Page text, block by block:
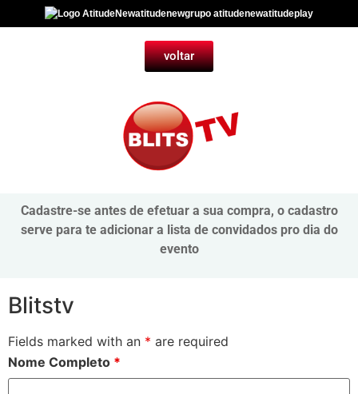
voltar
Cadastre-se antes de efetuar a sua compra, o cadastro
serve para te adicionar a lista de convidados pro dia do
evento
Blitstv
Fields marked with an * are required
Nome Completo *
atitudenewgrupo atitudenewatitudeplay